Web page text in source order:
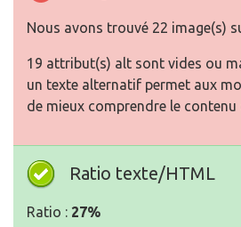
Nous avons trouvé 22 image(s)
19 attribut(s) alt sont vides ou
un texte alternatif permet aux
de mieux comprendre le contenu
Ratio texte/HTML
Ratio : 27%